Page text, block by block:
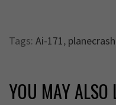
Tags: Ai-171, planecrash
YOU MAY ALSO